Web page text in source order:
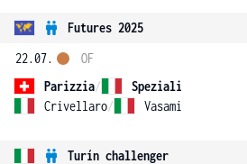
Futures 2025
22.07.
Parizzia/
Speziali
Crivellaro/ Vasami
OF
Turín challenger